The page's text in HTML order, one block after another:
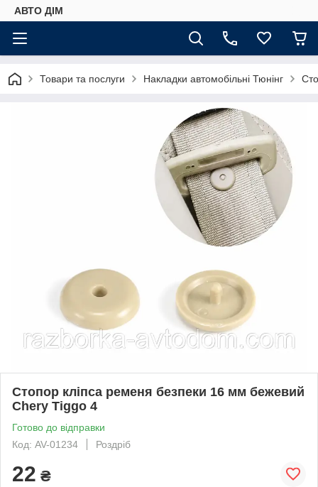
АВТО ДIМ
Товари та послуги Накладки автомобільні Тюнінг
Стопор кліпса ременя безпеки 16 мм бежевий
Chery Tiggo 4
Готово до відправки
Код: AV-01234
Роздріб
22 ₴